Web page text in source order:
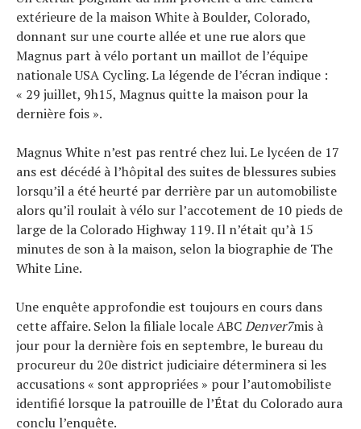
extérieure de la maison White à Boulder, Colorado,
donnant sur une courte allée et une rue alors que
Magnus part à vélo portant un maillot de l’équipe
nationale USA Cycling. La légende de l’écran indique :
« 29 juillet, 9h15, Magnus quitte la maison pour la
dernière fois ».
Magnus White n’est pas rentré chez lui. Le lycéen de 17
ans est décédé à l’hôpital des suites de blessures subies
lorsqu’il a été heurté par derrière par un automobiliste
alors qu’il roulait à vélo sur l’accotement de 10 pieds de
large de la Colorado Highway 119. Il n’était qu’à 15
minutes de son à la maison, selon la biographie de The
White Line.
Une enquête approfondie est toujours en cours dans
cette affaire. Selon la filiale locale ABCDenver7mis à
jour pour la dernière fois en septembre, le bureau du
procureur du 20e district judiciaire déterminera si les
accusations « sont appropriées » pour l’automobiliste
identifié lorsque la patrouille de l’État du Colorado aura
conclu l’enquête.